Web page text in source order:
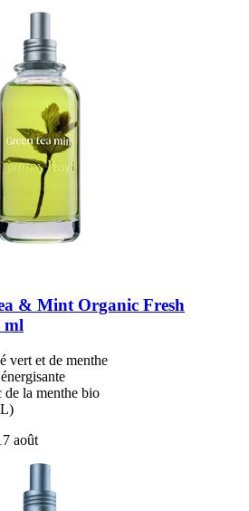
& Mint Organic Fresh
ml
vert et de menthe
de la menthe bio
août